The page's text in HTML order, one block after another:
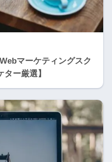
マーケティングスク
ー厳選】